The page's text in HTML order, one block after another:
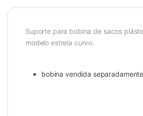
Suporte para bobina de sacos
modelo estrela curvo.
bobina vendida